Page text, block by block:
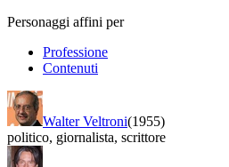
Personaggi affini per
Professione
Contenuti
Walter Veltroni(1955)
politico, giornalista, scrittore